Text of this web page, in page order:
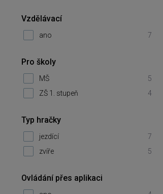
Vzdělávací
ano 7
Pro školy
MŠ
5
ZŠ 1. stupeň
4
Typ hračky
jezdící
7
zvíře
5
Ovládání přes aplikaci